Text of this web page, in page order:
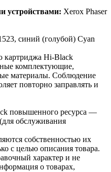
устройствами: Xerox Phaser
синий (голубой) Cyan
картриджа Hi-Black
комплектующие,
материалы. Соблюдение
повторно заправлять и
повышенного ресурса —
обслуживания
собственностью их
с целью описания товара.
характер и не
о товарах,